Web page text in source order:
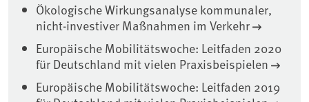
Ökologische Wirkungsanalyse kommunaler,
nicht-investiver Maßnahmen im Verkehr
Europäische Mobilitätswoche: Leitfaden 2020
für Deutschland mit vielen Praxisbeispielen
Europäische Mobilitätswoche: Leitfaden 2019